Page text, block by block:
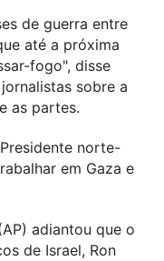
de guerra entre
até a próxima
fogo", disse
sobre a
as partes.
norte-
em Gaza e
adiantou que o
de Israel, Ron